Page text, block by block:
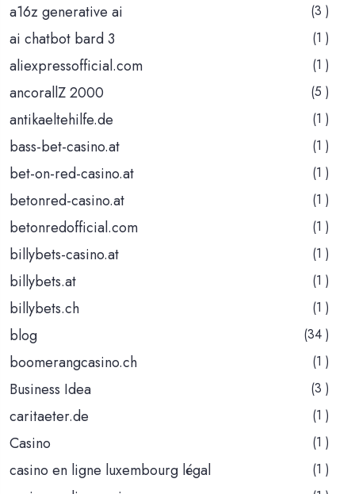
a16z generative ai (3 )
ai chatbot bard 3 (1 )
aliexpressofficial.com (1 )
ancorallZ 2000 (5 )
antikaeltehilfe.de (1 )
bass-bet-casino.at (1 )
bet-on-red-casino.at (1 )
betonred-casino.at (1 )
betonredofficial.com (1 )
billybets-casino.at (1 )
billybets.at (1 )
billybets.ch (1 )
blog (34 )
boomerangcasino.ch (1 )
Business Idea (3 )
caritaeter.de (1 )
Casino (1 )
casino en ligne luxembourg légal (1 )